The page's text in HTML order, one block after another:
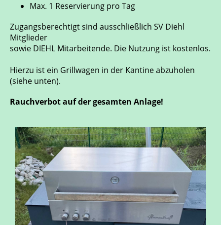
Max. 1 Reservierung pro Tag
Zugangsberechtigt sind ausschließlich SV Diehl
Mitglieder
sowie DIEHL Mitarbeitende. Die Nutzung ist kostenlos.
Hierzu ist ein Grillwagen in der Kantine abzuholen
(siehe unten).
Rauchverbot auf der gesamten Anlage!